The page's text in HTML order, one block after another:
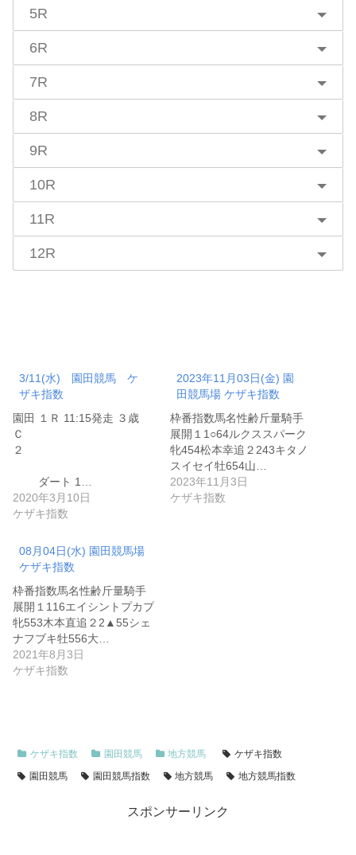
5R
6R
7R
8R
9R
10R
11R
12R
3/11(水) 園田競馬 ケ
ザキ指数
園田 １Ｒ 11:15発走 ３歳
Ｃ
２
ダート 1…
2020年3月10日
ケザキ指数
2023年11月03日(金) 園
田競馬場 ケザキ指数
枠番指数馬名性齢斤量騎手
展開１1○64ルクススパーク
牝454松本幸追２243キタノ
スイセイ牡654山…
2023年11月3日
ケザキ指数
08月04日(水) 園田競馬場
ケザキ指数
枠番指数馬名性齢斤量騎手
展開１116エイシントプカプ
牝553木本直追２2▲55シェ
ナフブキ牡556大…
2021年8月3日
ケザキ指数
ケザキ指数 園田競馬 地方競馬
ケザキ指数
園田競馬
園田競馬指数 地方競馬 地方競馬指数
スポンサーリンク